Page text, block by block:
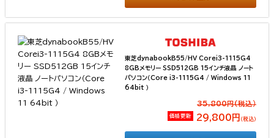
東芝dynabookB55/HV Corei3-1115G4
8GBメモリー SSD512GB 15インチ液晶 ノート
パソコン（Core i3-1115G4 / Windows 11
64bit ）
35,800円(税込）
価格更新 29,800円 （税込）